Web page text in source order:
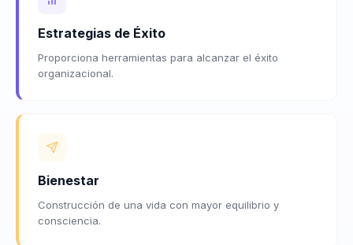
Estrategias de Éxito
Proporciona herramientas para alcanzar el éxito
organizacional.
Bienestar
Construcción de una vida con mayor equilibrio y
consciencia.